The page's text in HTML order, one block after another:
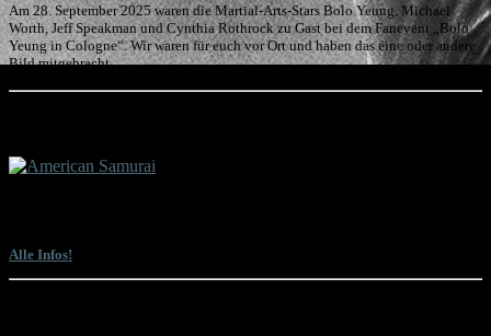
Am 28. September 2025 waren die Martial-Arts-Stars Bolo Yeung, Michael
Worth, Jeff Speakman und Cynthia Rothrock zu Gast bei dem Fanevent „Bolo
Yeung in Cologne“. Wir waren für euch vor Ort und haben das eine oder andere
Bild mitgebracht.
Alle Infos!